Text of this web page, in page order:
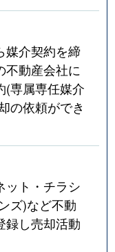
媒介契約を締
不動産会社に
(専属専任媒介
の依頼ができ
ット・チラシ
ズ)など不動
録し売却活動